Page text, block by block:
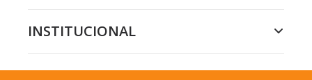
INSTITUCIONAL